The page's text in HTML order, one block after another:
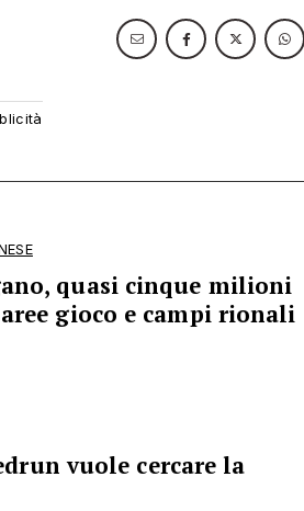
quasi cinque milioni
gioco e campi rionali
vuole cercare la